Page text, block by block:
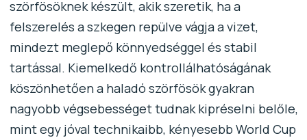
szörfösöknek készült, akik szeretik, ha a
felszerelés a szkegen repülve vágja a vizet,
mindezt meglepő könnyedséggel és stabil
tartással. Kiemelkedő kontrollálhatóságának
köszönhetően a haladó szörfösök gyakran
nagyobb végsebességet tudnak kipréselni belőle,
mint egy jóval technikaibb, kényesebb World Cup